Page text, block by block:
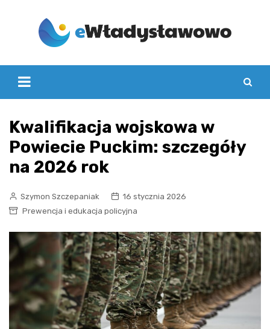
Kwalifikacja wojskowa w
Powiecie Puckim: szczegóły
na 2026 rok
Szymon Szczepaniak
16 stycznia 2026
Prewencja i edukacja policyjna